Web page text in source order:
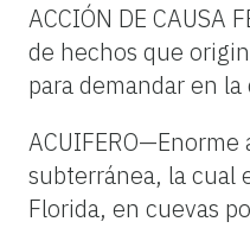
ACCIÓN DE CAUSA
de hechos que
para demandar en
subterránea, la cual
Florida, en cuevas